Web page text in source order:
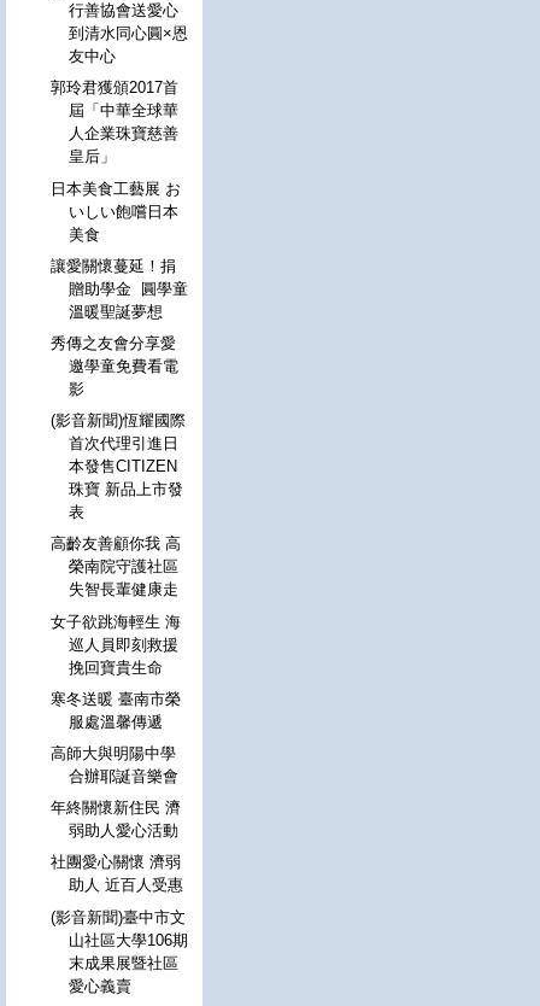
行善協會送愛心
到清水同心圓×恩
友中心
郭玲君獲頒2017首
屆「中華全球華
人企業珠寶慈善
皇后」
日本美食工藝展 お
いしい飽嚐日本
美食
讓愛關懷蔓延！捐
贈助學金 圓學童
溫暖聖誕夢想
秀傳之友會分享愛
邀學童免費看電
影
(影音新聞)恆耀國際
首次代理引進日
本發售CITIZEN
珠寶 新品上市發
表
高齡友善顧你我 高
榮南院守護社區
失智長輩健康走
女子欲跳海輕生 海
巡人員即刻救援
挽回寶貴生命
寒冬送暖 臺南市榮
服處溫馨傳遞
高師大與明陽中學
合辦耶誕音樂會
年終關懷新住民 濟
弱助人愛心活動
社團愛心關懷 濟弱
助人 近百人受惠
(影音新聞)臺中市文
山社區大學106期
末成果展暨社區
愛心義賣